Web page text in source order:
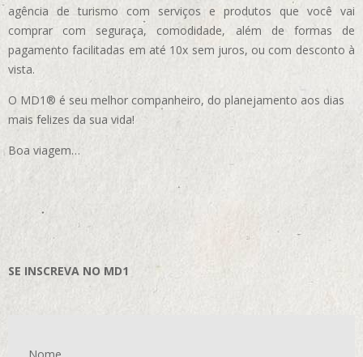
agência de turismo com serviços e produtos que você vai
comprar com seguraça, comodidade, além de formas de
pagamento facilitadas em até 10x sem juros, ou com desconto à
vista.
O MD1® é seu melhor companheiro, do planejamento aos dias
mais felizes da sua vida!
Boa viagem…
SE INSCREVA NO MD1
Nome